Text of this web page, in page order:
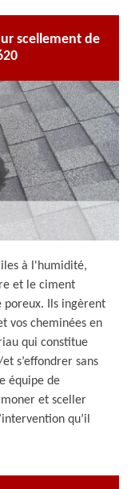
scellement de
à l'humidité,
et le ciment
poreux. Ils ingèrent
vos cheminées en
qui constitue
s’effondrer sans
équipe de
et sceller
qu’il